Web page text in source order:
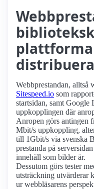
Webbprestandan, alltså
Sitespeed.io som
startsidan, samt
uppkopplingen där
Anropen görs antingen
Mbit/s uppkoppling,
till 1Gbit/s via svenska
prestanda på
innehåll som bilder är.
Dessutom görs tester
utsträckning utvärderar
ur webbläsarens